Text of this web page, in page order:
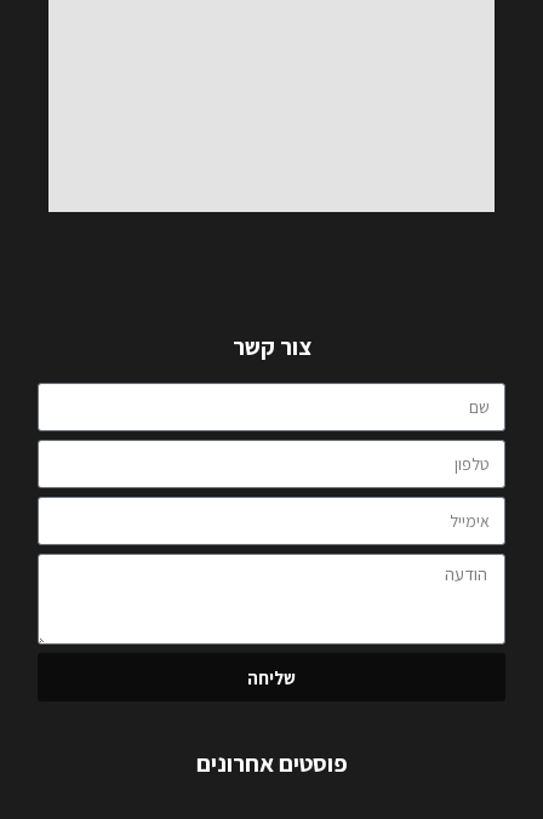
צור קשר
שליחה
פוסטים אחרונים